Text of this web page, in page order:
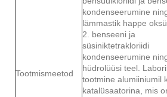
Tootmismeetod
kondenseerumine
lämmastik happe
2. benseeni ja
süsiniktetrakloriidi
kondenseerumine
hüdrolüüsi teel.
tootmine alumiiniumil
katalüsaatorina, mis